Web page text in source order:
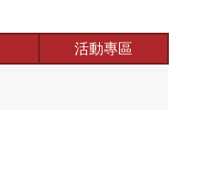
活動專區